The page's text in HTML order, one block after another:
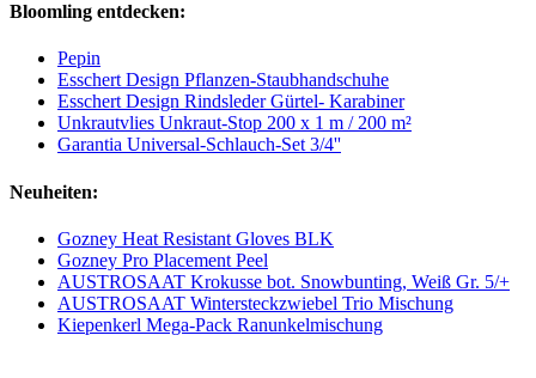
Bloomling entdecken:
Pepin
Esschert Design Pflanzen-Staubhandschuhe
Esschert Design Rindsleder Gürtel- Karabiner
Unkrautvlies Unkraut-Stop 200 x 1 m / 200 m²
Garantia Universal-Schlauch-Set 3/4''
Neuheiten:
Gozney Heat Resistant Gloves BLK
Gozney Pro Placement Peel
AUSTROSAAT Krokusse bot. Snowbunting, Weiß Gr. 5/+
AUSTROSAAT Wintersteckzwiebel Trio Mischung
Kiepenkerl Mega-Pack Ranunkelmischung